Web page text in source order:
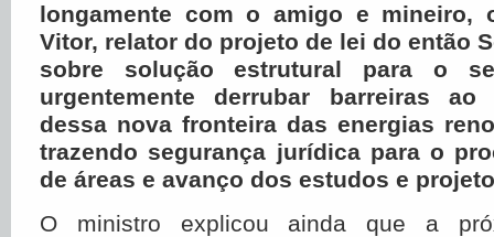
longamente com o amigo e mineiro,
Vitor, relator do projeto de lei do então
sobre solução estrutural para o
urgentemente derrubar barreiras ao
dessa nova fronteira das energias
trazendo segurança jurídica para o
de áreas e avanço dos estudos e
O ministro explicou ainda que a